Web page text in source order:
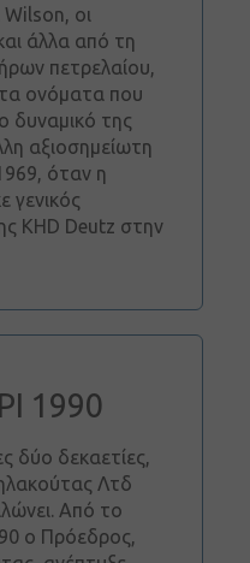
Wilson, οι
άλλα από τη
πετρελαίου,
τα ονόματα που
δυναμικό της
αξιοσημείωτη
όταν η
γενικός
KHD Deutz στην
1990
δύο δεκαετίες,
Λτδ
Από το
ο Πρόεδρος,